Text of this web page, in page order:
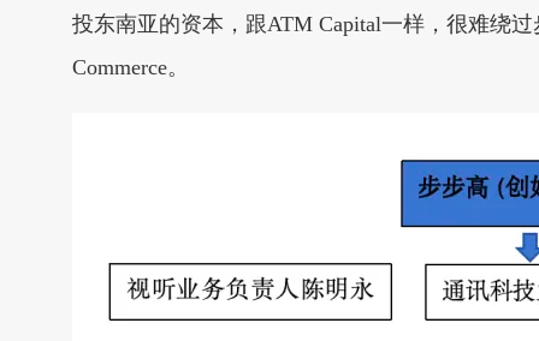
投东南亚的资本，跟ATM Capital一样，很难绕
Commerce。